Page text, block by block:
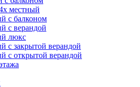
местный
с балконом
с верандой
люкс
с закрытой верандой
с открытой верандой